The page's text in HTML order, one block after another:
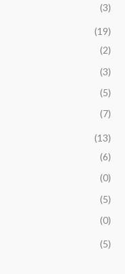
(3)
(19)
(2)
(3)
(5)
(7)
(13)
(6)
(0)
(5)
(0)
(5)